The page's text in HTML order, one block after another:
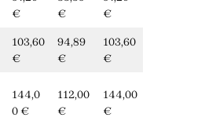
€
€
€
103,60
€
94,89
€
103,60
€
144,0
0 €
112,00
€
144,00
€